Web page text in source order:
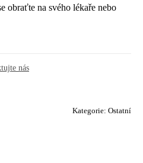
obraťte na svého lékaře nebo
nás
Kategorie: Ostatní